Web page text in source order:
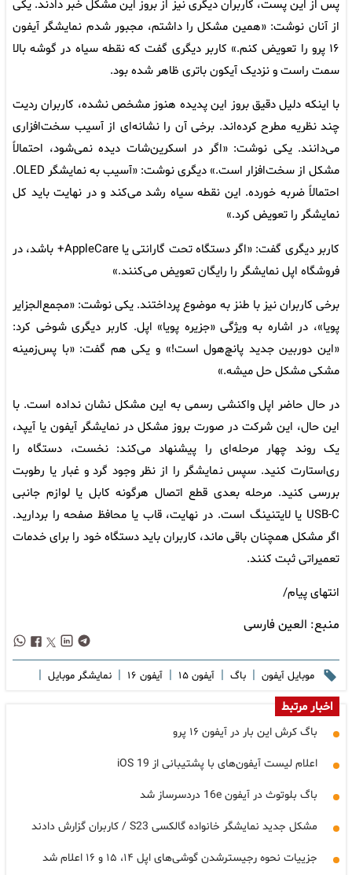
پس از این پست، کاربران دیگری نیز از بروز این مشکل خبر دادند. یکی
از آنان نوشت: «همین مشکل را داشتم، مجبور شدم نمایشگر آیفون
۱۶ پرو را تعویض کنم.» کاربر دیگری گفت که نقطه سیاه در گوشه بالا
سمت راست و نزدیک آیکون باتری ظاهر شده بود.
با اینکه دلیل دقیق بروز این پدیده هنوز مشخص نشده، کاربران ردیت
چند نظریه مطرح کرده‌اند. برخی آن را نشانه‌ای از آسیب سخت‌افزاری
می‌دانند. یکی نوشت: «اگر در اسکرین‌شات دیده نمی‌شود، احتمالاً
مشکل از سخت‌افزار است.» دیگری نوشت: «آسیب به نمایشگر OLED.
احتمالاً ضربه خورده. این نقطه سیاه رشد می‌کند و در نهایت باید کل
نمایشگر را تعویض کرد.»
کاربر دیگری گفت: «اگر دستگاه تحت گارانتی یا AppleCare+ باشد، در
فروشگاه اپل نمایشگر را رایگان تعویض می‌کنند.»
برخی کاربران نیز با طنز به موضوع پرداختند. یکی نوشت: «مجمع‌الجزایر
پویا»، در اشاره به ویژگی «جزیره پویا» اپل. کاربر دیگری شوخی کرد:
«این دوربین جدید پانچ‌هول است!» و یکی هم گفت: «با پس‌زمینه
مشکی مشکل حل میشه.»
در حال حاضر اپل واکنشی رسمی به این مشکل نشان نداده است. با
این حال، این شرکت در صورت بروز مشکل در نمایشگر آیفون یا آیپد،
یک روند چهار مرحله‌ای را پیشنهاد می‌کند: نخست، دستگاه را
ری‌استارت کنید. سپس نمایشگر را از نظر وجود گرد و غبار یا رطوبت
بررسی کنید. مرحله بعدی قطع اتصال هرگونه کابل یا لوازم جانبی
USB-C یا لایتنینگ است. در نهایت، قاب یا محافظ صفحه را بردارید.
اگر مشکل همچنان باقی ماند، کاربران باید دستگاه خود را برای خدمات
تعمیراتی ثبت کنند.
انتهای پیام/
منبع: العین فارسی
موبایل آیفون | باگ | آیفون ۱۵ | آیفون ۱۶ | نمایشگر موبایل |
اخبار مرتبط
باگ کرش این بار در آیفون ۱۶ پرو
اعلام لیست آیفون‌های با پشتیبانی از iOS 19
باگ بلوتوث در آیفون 16e دردسرساز شد
مشکل جدید نمایشگر خانواده گالکسی S23 / کاربران گزارش دادند
جزییات نحوه رجیسترشدن گوشی‌های اپل ۱۴، ۱۵ و ۱۶ اعلام شد